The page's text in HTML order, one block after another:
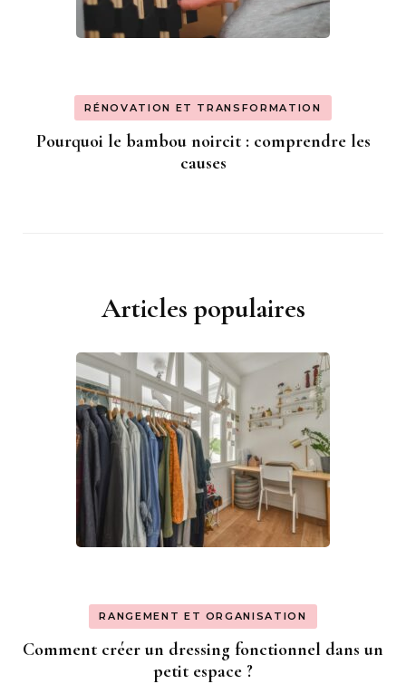
RÉNOVATION ET TRANSFORMATION
Pourquoi le bambou noircit : comprendre les
causes
Articles populaires
RANGEMENT ET ORGANISATION
Comment créer un dressing fonctionnel dans un
petit espace ?